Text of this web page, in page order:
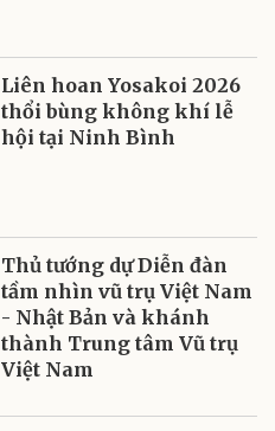
Liên hoan Yosakoi 2026
thổi bùng không khí lễ
hội tại Ninh Bình
Thủ tướng dự Diễn đàn
tầm nhìn vũ trụ Việt Nam
- Nhật Bản và khánh
thành Trung tâm Vũ trụ
Việt Nam